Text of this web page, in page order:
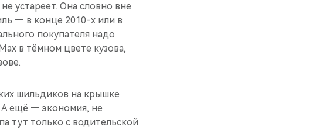
устареет. Она словно вне
— в конце 2010-х или в
покупателя надо
в тёмном цвете кузова,
шильдиков на крышке
А ещё — экономия, не
тут только с водительской